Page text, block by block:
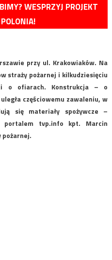
WESPRZYJ PROJEKT
przy ul. Krakowiaków. Na
straży pożarnej i kilkudziesięciu
o ofiarach. Konstrukcja – o
częściowemu zawaleniu, w
się materiały spożywcze –
portalem tvp.info kpt. Marcin
pożarnej.